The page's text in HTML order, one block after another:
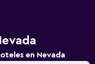
en Nevada